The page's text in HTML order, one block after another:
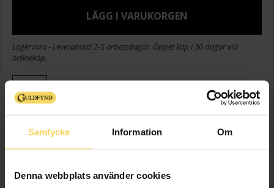
Samtycke Information Om
Denna webbplats använder cookies
LÄGG I VARUKORGEN
Lagervara - Leveranstid 2-5 arbetsdagar. Öppet köp i 30 dagar vid
onlineköp.
Höjd ca (mm)
9
Varumärke